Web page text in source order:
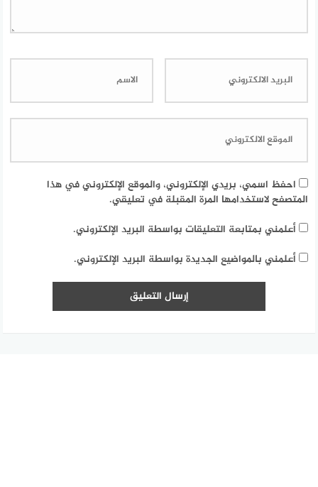
احفظ اسمي، بريدي الإلكتروني، والموقع الإلكتروني في هذا
المتصفح لاستخدامها المرة المقبلة في تعليقي.
أعلمني بمتابعة التعليقات بواسطة البريد الإلكتروني.
أعلمني بالمواضيع الجديدة بواسطة البريد الإلكتروني.